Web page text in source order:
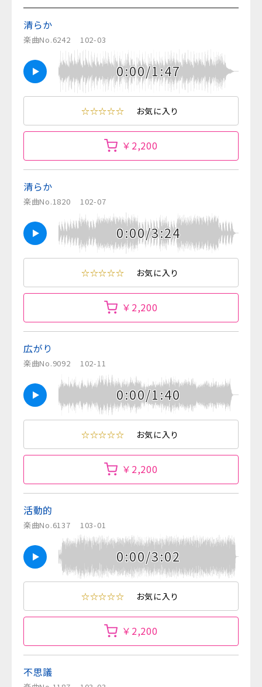
清らか
楽曲No.6242 102-03
0:00/1:47
☆☆☆☆☆ お気に入り
￥2,200
清らか
楽曲No.1820 102-07
0:00/3:24
☆☆☆☆☆ お気に入り
￥2,200
広がり
楽曲No.9092 102-11
0:00/1:40
☆☆☆☆☆ お気に入り
￥2,200
活動的
楽曲No.6137 103-01
0:00/3:02
☆☆☆☆☆ お気に入り
￥2,200
不思議